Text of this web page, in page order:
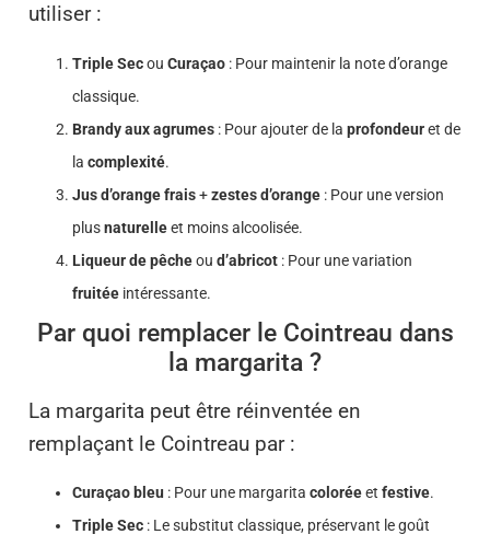
utiliser :
Triple Secou Curaçao : Pour maintenir la note d’orange
classique.
Brandy aux agrumes : Pour ajouter de la profondeuret de
la complexité.
Jus d’orange frais+zestes d’orange : Pour une version
plusnaturelleet moins alcoolisée.
Liqueur de pêcheou d’abricot : Pour une variation
fruitée intéressante.
Par quoi remplacer le Cointreau dans
la margarita ?
La margarita peut être réinventée en
remplaçant le Cointreau par :
Curaçao bleu : Pour une margarita coloréeet festive.
Triple Sec : Le substitut classique, préservant le goût